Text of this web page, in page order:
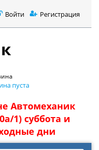
Войти Регистрация
пуста
Автомеханик
1) суббота и
дни